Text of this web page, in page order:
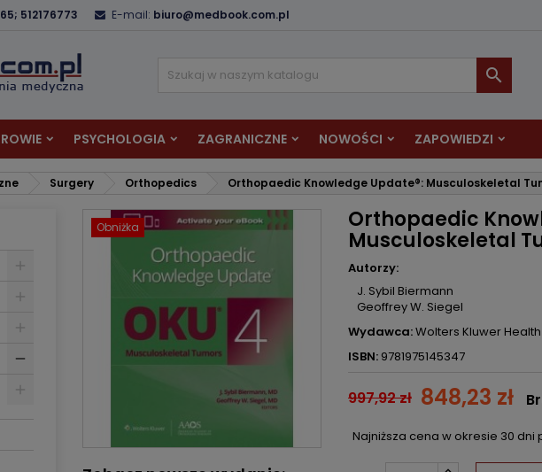
512176773 E-mail: biuro@medbook.com.pl

PSYCHOLOGIA ZAGRANICZNE NOWOŚCI ZAPOWIEDZI
Surgery Orthopedics Orthopaedic Knowledge Update®: Musculoskeletal
Obniżka Orthopaedic
Musculoskeletal
Autorzy:
J. Sybil Biermann
Geoffrey W. Siegel
Wydawca:Wolters Kluwer Health
ISBN: 9781975145347
997,92 zł 848,23 zł
Najniższa cena w okresie 30
Anuluj
Musisz być zalogowany by zapisać produkty na swojej liście życzeń.